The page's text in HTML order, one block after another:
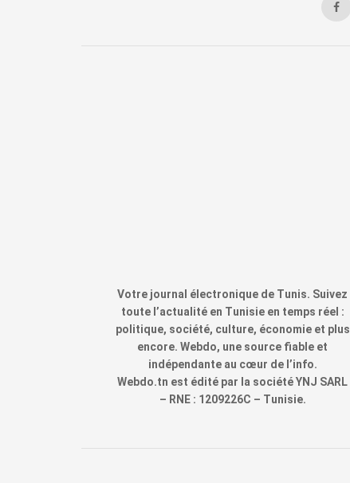
Votre journal électronique de Tunis. Suivez
toute l’actualité en Tunisie en temps réel :
politique, société, culture, économie et plus
encore. Webdo, une source fiable et
indépendante au cœur de l’info.
Webdo.tn est édité par la société YNJ SARL
– RNE : 1209226C – Tunisie.